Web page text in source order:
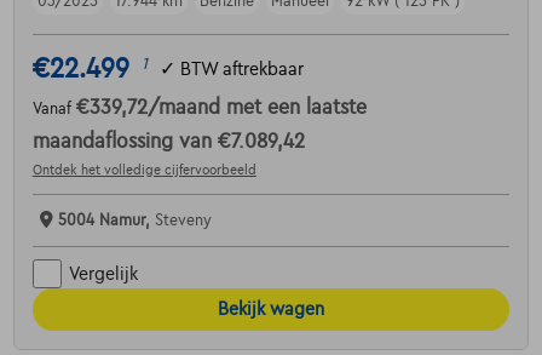
€22.499 1 ✓ BTW aftrekbaar
Vanaf €339,72/maand met een laatste
maandaflossing van €7.089,42
Ontdek het volledige cijfervoorbeeld
5004 Namur, Steveny
Vergelijk
Bekijk wagen